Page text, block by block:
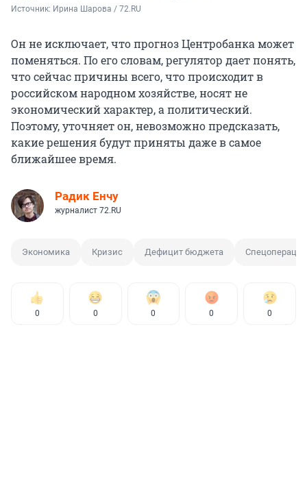
Источник: Ирина Шарова / 72.RU
Он не исключает, что прогноз Центробанка может
поменяться. По его словам, регулятор дает понять,
что сейчас причины всего, что происходит в
российском народном хозяйстве, носят не
экономический характер, а политический.
Поэтому, уточняет он, невозможно предсказать,
какие решения будут приняты даже в самое
ближайшее время.
Радик Енчу
журналист 72.RU
Экономика Кризис Дефицит бюджета
0 0 0 0 0